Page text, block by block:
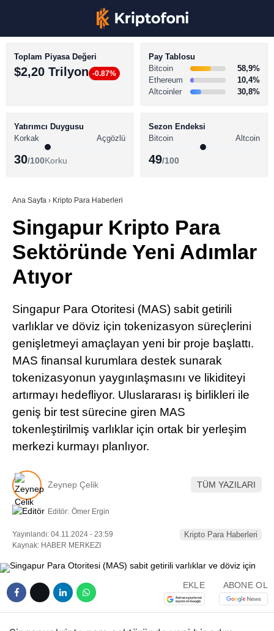
Youtube
TikTok
LinkedIn
Telegram
BİTCOİN HABERLERİ
ALTCOİN HABERLERİ
SÖZLÜK
Toplam Piyasa Değeri
$2,20 Trilyon -0.87%
Pay Tablosu
Bitcoin
58,9%
Ethereum
10,4%
Altcoinler
30,8%
Yatırımcı Duygusu
Korkak
Açgözlü
30/100Korku
Sezon Endeksi
Bitcoin
Altcoin
49/100
Ana Sayfa › Kripto Para Haberleri
Singapur Kripto Para
Sektöründe Yeni Adımlar
Atıyor
Singapur Para Otoritesi (MAS) sabit getirili
varlıklar ve döviz için tokenizasyon süreçlerini
genişletmeyi amaçlayan yeni bir proje başlattı.
MAS finansal kurumlara destek sunarak
tokenizasyonun yaygınlaşmasını ve likiditeyi
artırmayı hedefliyor. Uluslararası iş birlikleri ile
geniş bir test sürecine giren MAS
tokenleştirilmiş varlıklar için ortak bir yerleşim
merkezi kurmayı planlıyor.
Zeynep Çelik TÜM YAZILARI
Editör: Ömer Ergin
Yayınlandı: 04.11.2024 - 23:59
Kaynak: HABER MERKEZI
Kripto Para Haberleri
EKLE ABONE OL